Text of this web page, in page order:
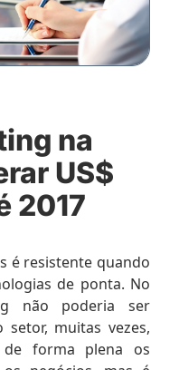
na
US$
2017
é resistente quando
de ponta. No
não poderia ser
muitas vezes,
de forma plena os